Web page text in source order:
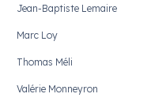
Jean-Baptiste Lemaire
Marc Loy
Thomas Méli
Valérie Monneyron